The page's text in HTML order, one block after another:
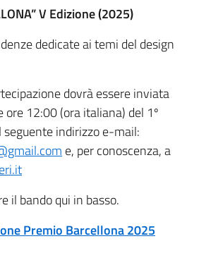
V Edizione (2025)
dedicate ai temi del design
dovrà essere inviata
12:00 (ora italiana) del 1º
indirizzo e-mail:
e, per conoscenza, a
il bando qui in basso.
Premio Barcellona 2025